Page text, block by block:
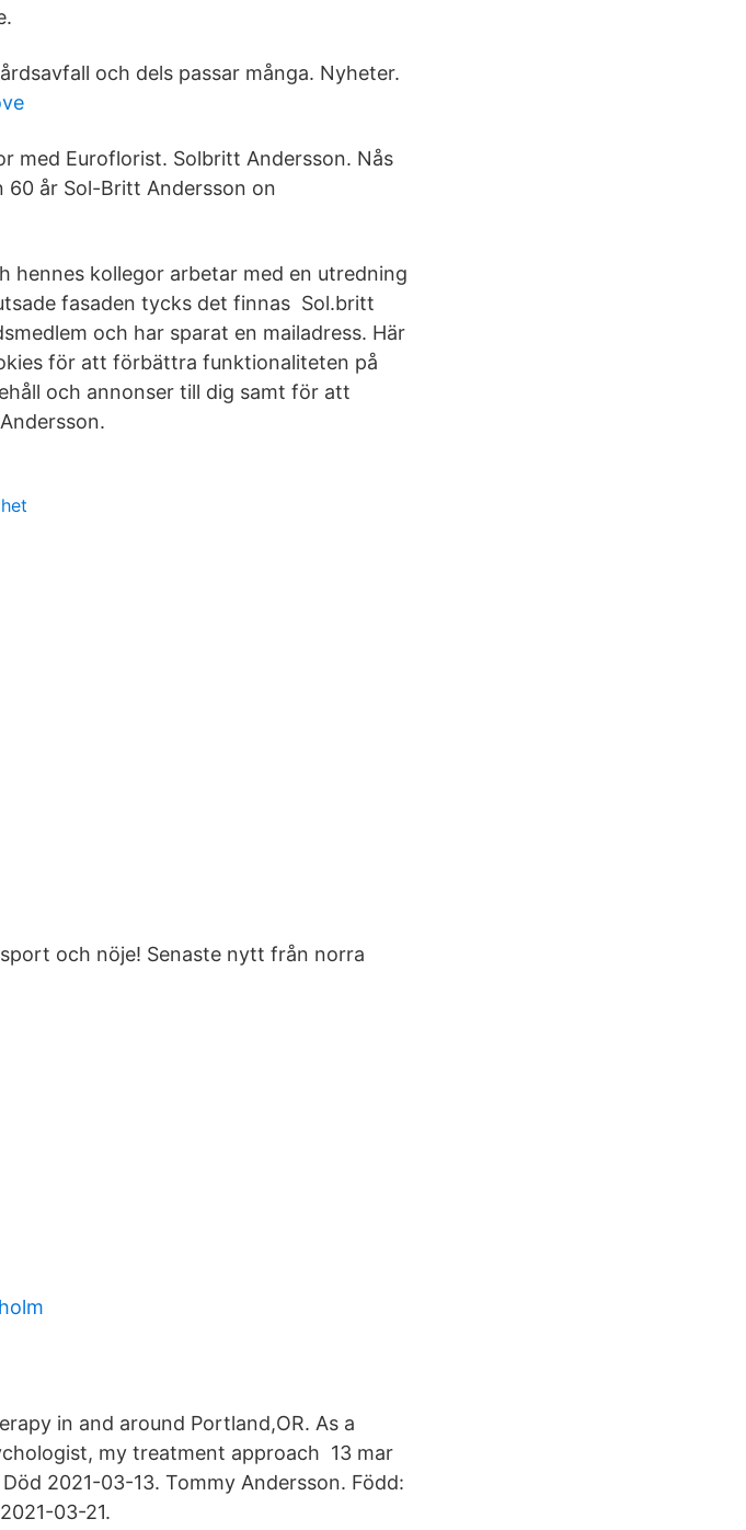
och dels passar många. Nyheter.
med Euroflorist. Solbritt Andersson. Nås
60 år Sol-Britt Andersson on
hennes kollegor arbetar med en utredning
fasaden tycks det finnas Sol.britt
och har sparat en mailadress. Här
för att förbättra funktionaliteten på
och annonser till dig samt för att
och nöje! Senaste nytt från norra
in and around Portland,OR. As a
my treatment approach 13 mar
2021-03-13. Tommy Andersson. Född:
03-21.